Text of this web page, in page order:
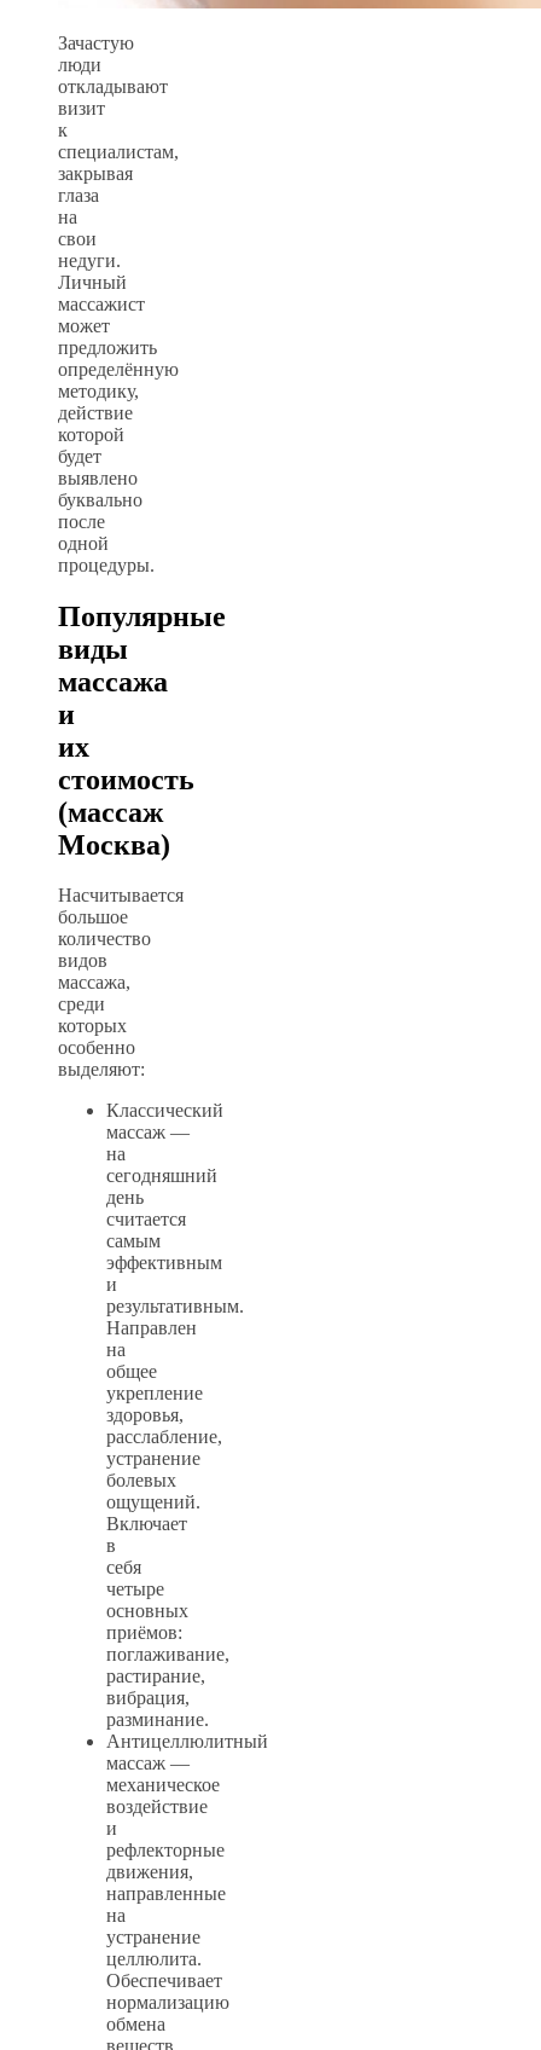
Зачастую
люди
откладывают
визит
к
специалистам,
закрывая
глаза
на
свои
недуги.
Личный
массажист
может
предложить
определённую
методику,
действие
которой
будет
выявлено
буквально
после
одной
процедуры.
Популярные
виды
массажа
и
их
стоимость
(массаж
Москва)
Насчитывается
большое
количество
видов
массажа,
среди
которых
особенно
выделяют:
Классический
массаж —
на
сегодняшний
день
считается
самым
эффективным
и
результативным.
Направлен
на
общее
укрепление
здоровья,
расслабление,
устранение
болевых
ощущений.
Включает
в
себя
четыре
основных
приёмов:
поглаживание,
растирание,
вибрация,
разминание.
Антицеллюлитный
массаж —
механическое
воздействие
и
рефлекторные
движения,
направленные
на
устранение
целлюлита.
Обеспечивает
нормализацию
обмена